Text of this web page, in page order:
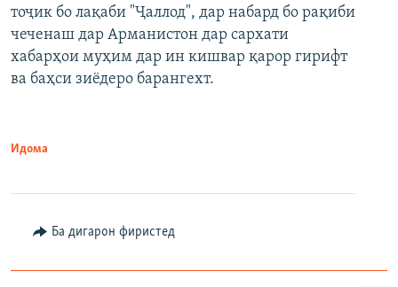
Auto 240p 360p 480p
720p 1080p
480p
тоҷик бо лақаби "Ҷаллод", дар набард бо рақиби
чеченаш дар Арманистон дар сархати
хабарҳои муҳим дар ин кишвар қарор гирифт
ва баҳси зиёдеро барангехт.
Идома
Ба дигарон фиристед